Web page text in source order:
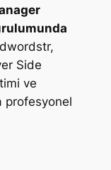
Side
ve
profesyonel